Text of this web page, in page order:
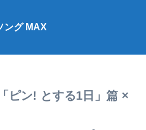
ング MAX
ピン! とする1日」篇 ×